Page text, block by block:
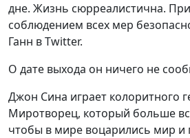
дне. Жизнь сюрреалистична.
соблюдением всех мер
Ганн в Twitter.
О дате выхода он ничего не
Джон Сина играет колоритного
Миротворец, который больше
чтобы в мире воцарились мир и